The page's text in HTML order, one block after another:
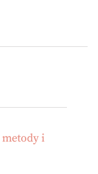
metody i